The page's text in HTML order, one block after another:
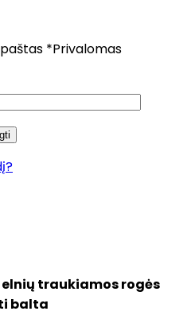
*Privalomas
elnių traukiamos rogės
balta